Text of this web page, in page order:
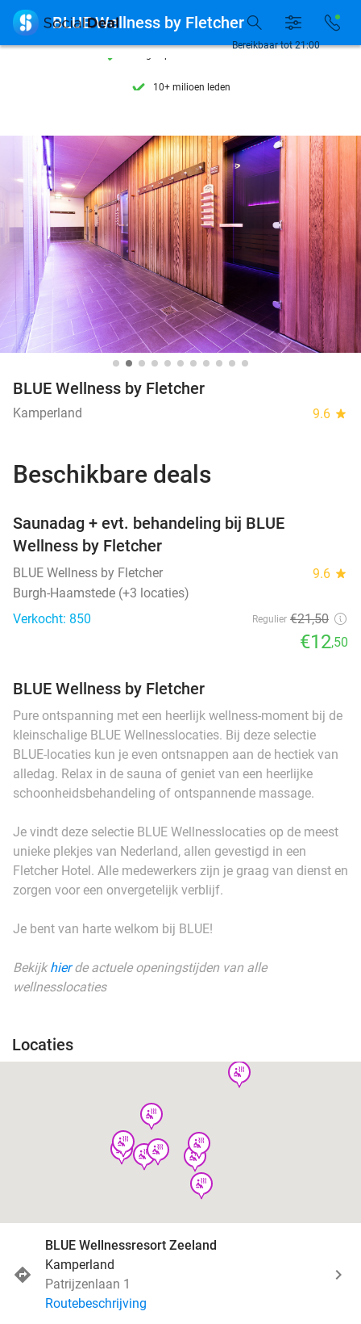
7 dagen per week beschikbaar
7 dagen per week beschikbaar
10+ miljoen leden
Bereikbaar tot 21:00
 BLUE Wellness by Fletcher
BLUE Wellness by Fletcher
Kamperland 9.6 star
Beschikbare deals
Saunadag + evt. behandeling bij BLUE
Wellness by Fletcher
BLUE Wellness by Fletcher 9.6 star
Burgh-Haamstede (+3 locaties)
Verkocht: 850
Regulier €21,50
€12,50
BLUE Wellness by Fletcher
Pure ontspanning met een heerlijk wellness-moment bij de
kleinschalige BLUE Wellnesslocaties. Bij deze selectie
BLUE-locaties kun je even ontsnappen aan de hectiek van
alledag. Relax in de sauna of geniet van een heerlijke
schoonheidsbehandeling of ontspannende massage.
Je vindt deze selectie BLUE Wellnesslocaties op de meest
unieke plekjes van Nederland, allen gevestigd in een
Fletcher Hotel. Alle medewerkers zijn je graag van dienst en
zorgen voor een onvergetelijk verblijf.
Je bent van harte welkom bij BLUE!
Bekijkhierde actuele openingstijden van alle
wellnesslocaties
Locaties
wellness
wellness
wellnesswellness
wellness
wellness
wellness
wellness
wellness
BLUE Wellnessresort Zeeland
Kamperland
Patrijzenlaan 1
Routebeschrijving